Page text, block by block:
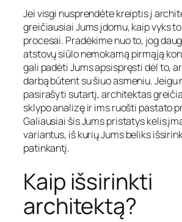
Jei visgi nusprendėte kreiptis į
greičiausiai Jums įdomu, kaip vyks
procesai. Pradėkime nuo to, jog
atstovų siūlo nemokamą pirmąją
gali padėti Jums apsispręsti dėl to,
darbą būtent su šiuo asmeniu. Jeigu
pasirašyti sutartį, architektas
sklypo analizę ir ims ruošti pastato
Galiausiai šis Jums pristatys kelis
variantus, iš kurių Jums beliks
patinkantį.
Kaip išsirinkti
architektą?